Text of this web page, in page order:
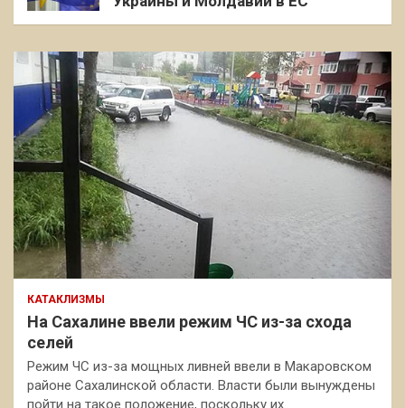
КАТАКЛИЗМЫ
На Сахалине ввели режим ЧС из-за схода
селей
Режим ЧС из-за мощных ливней ввели в Макаровском
районе Сахалинской области. Власти были вынуждены
пойти на такое положение, поскольку их